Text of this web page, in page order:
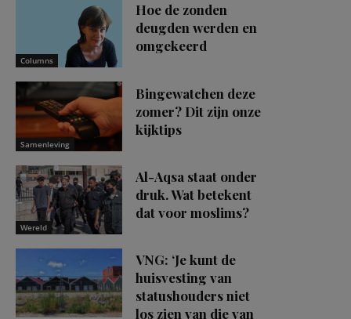
Columns
Hoe de zonden
deugden werden en
omgekeerd
Samenleving
Bingewatchen deze
zomer? Dit zijn onze
kijktips
Wereld
Al-Aqsa staat onder
druk. Wat betekent
dat voor moslims?
VNG: ‘Je kunt de
huisvesting van
statushouders niet
los zien van die van